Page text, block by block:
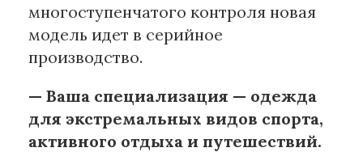
многоступенчатого контроля новая
модель идет в серийное
производство.
— Ваша специализация — одежда
для экстремальных видов спорта,
активного отдыха и путешествий.